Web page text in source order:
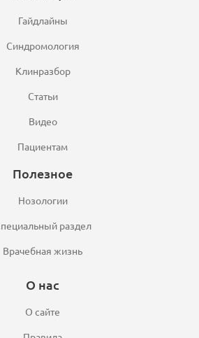
Гайдлайны
Синдромология
Клинразбор
Статьи
Видео
Пациентам
Полезное
Нозологии
раздел
Врачебная жизнь
О нас
О сайте